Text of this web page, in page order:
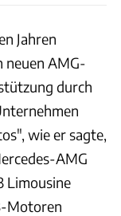
Jahren
neuen AMG-
durch
wie er sagte,
AMG
Limousine
Motoren